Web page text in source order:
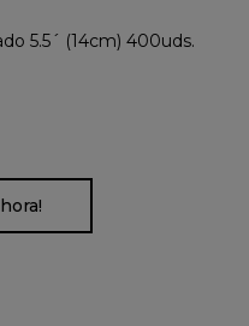
5.5´ (14cm) 400uds.